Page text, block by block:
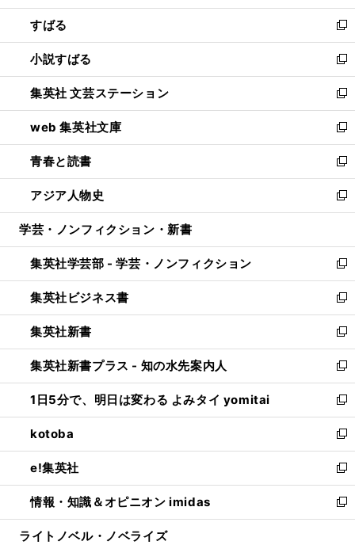
開
く
ウ
で
開
く
ン
ド
ウ
で
開
く
すばる
新
し
い
ウ
ィ
ン
ド
ウ
で
開
く
小説すばる
新
し
い
ウ
ィ
ン
ド
ウ
で
開
集英社 文芸ステーション
新
し
い
ウ
ィ
ン
ド
ウ
開
く
web 集英社文庫
新
し
い
ウ
ィ
ン
ウ
で
開
く
青春と読書
新
し
い
ウ
ン
ド
ウ
で
開
く
アジア人物史
新
し
ウ
ィ
ン
ド
ウ
で
開
く
学芸・ノンフィクション・新書
集英社学芸部 - 学芸・ノンフィクション
新
し
い
ウ
ィ
ン
ド
ウ
で
開
く
集英社ビジネス書
新
し
い
ウ
ィ
ン
ド
ウ
で
開
く
集英社新書
新
し
い
ウ
ィ
ン
ド
ウ
で
開
く
集英社新書プラス - 知の水先案内人
新
し
い
ウ
ィ
ン
ド
ウ
で
開
1日5分で、明日は変わる よみタイ yomitai
新
し
い
ウ
ィ
ン
ド
ウ
kotoba
新
し
い
ウ
ィ
ン
e!集英社
新
し
い
ウ
情報・知識＆オピニオン imidas
新
し
ライトノベル・ノベライズ